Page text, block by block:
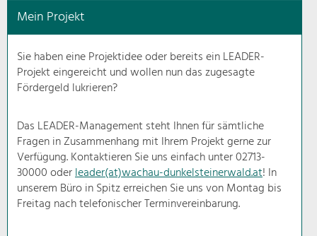
Natur- &
Landschaftsschutz
Pflege, Regulierung und
Weiterentwicklung.
Ortsbild, Baukultur und nachhaltiges
Siedlungswesen.
Land- & Forstwirtschaft
Bewirtschaftung und Pflege der
Kulturlandschaft.
Mein Projekt
Sie haben eine Projektidee oder bereits ein LEADER-
Projekt eingereicht und wollen nun das zugesagte
Fördergeld lukrieren?
Das LEADER-Management steht Ihnen für sämtliche
Fragen in Zusammenhang mit Ihrem Projekt gerne zur
Verfügung. Kontaktieren Sie uns einfach unter 02713-
30000 oderleader(at)wachau-dunkelsteinerwald.at! In
unserem Büro in Spitz erreichen Sie uns von Montag bis
Freitag nach telefonischer Terminvereinbarung.